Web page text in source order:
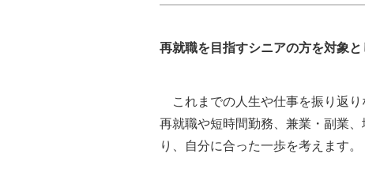
再就職を目指すシニアの方を対象と
これまでの人生や仕事を振り返り
再就職や短時間勤務、兼業・副業
り、自分に合った一歩を考えます。